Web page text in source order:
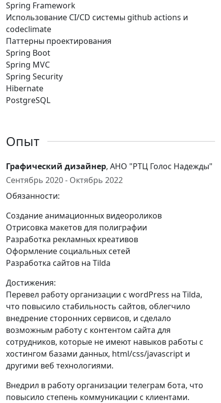
Spring Framework
Использование CI/CD системы github actions и
codeclimate
Паттерны проектирования
Spring Boot
Spring MVC
Spring Security
Hibernate
PostgreSQL
Опыт
Графический дизайнер, АНО "РТЦ Голос Надежды"
Сентябрь 2020 - Октябрь 2022
Обязанности:
Создание анимационных видеороликов
Отрисовка макетов для полиграфии
Разработка рекламных креативов
Оформление социальных сетей
Разработка сайтов на Tilda
Достижения:
Перевел работу организации с wordPress на Tilda,
что повысило стабильность сайтов, облегчило
внедрение сторонних сервисов, и сделало
возможным работу с контентом сайта для
сотрудников, которые не имеют навыков работы с
хостингом базами данных, html/css/javascript и
другими веб технологиями.
Внедрил в работу организации телеграм бота, что
повысило степень коммуникации с клиентами.